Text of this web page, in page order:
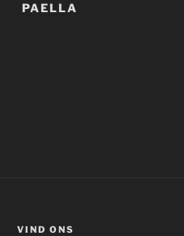
PAELLA
VIND ONS